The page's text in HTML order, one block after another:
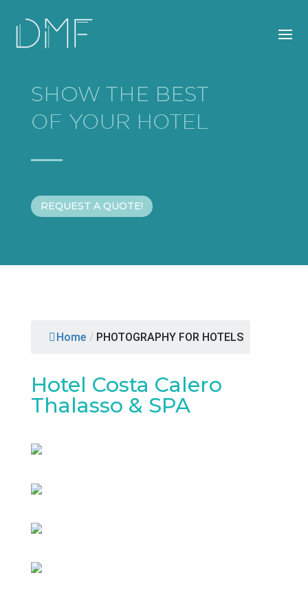
SHOW THE BEST
OF YOUR HOTEL
REQUEST A QUOTE!
Home / PHOTOGRAPHY FOR HOTELS
Hotel Costa Calero
Thalasso & SPA